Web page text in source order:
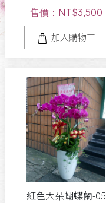
售價：NT$3,500
加入購物車
紅色大朵蝴蝶蘭-05